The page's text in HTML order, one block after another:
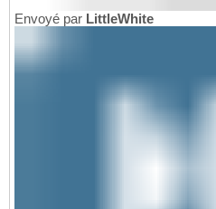
Envoyé par LittleWhite